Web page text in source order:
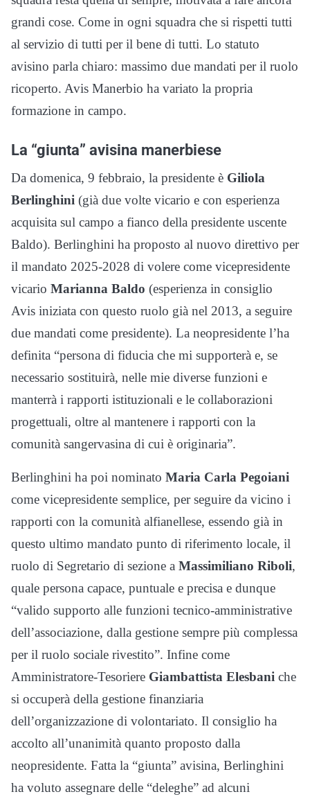
grandi cose. Come in ogni squadra che si rispetti tutti
al servizio di tutti per il bene di tutti. Lo statuto
avisino parla chiaro: massimo due mandati per il ruolo
ricoperto. Avis Manerbio ha variato la propria
formazione in campo.
La “giunta” avisina manerbiese
Da domenica, 9 febbraio, la presidente è Giliola
Berlinghini (già due volte vicario e con esperienza
acquisita sul campo a fianco della presidente uscente
Baldo). Berlinghini ha proposto al nuovo direttivo per
il mandato 2025-2028 di volere come vicepresidente
vicario Marianna Baldo (esperienza in consiglio
Avis iniziata con questo ruolo già nel 2013, a seguire
due mandati come presidente). La neopresidente l’ha
definita “persona di fiducia che mi supporterà e, se
necessario sostituirà, nelle mie diverse funzioni e
manterrà i rapporti istituzionali e le collaborazioni
progettuali, oltre al mantenere i rapporti con la
comunità sangervasina di cui è originaria”.
Berlinghini ha poi nominato Maria Carla Pegoiani
come vicepresidente semplice, per seguire da vicino i
rapporti con la comunità alfianellese, essendo già in
questo ultimo mandato punto di riferimento locale, il
ruolo di Segretario di sezione a Massimiliano Riboli,
quale persona capace, puntuale e precisa e dunque
“valido supporto alle funzioni tecnico-amministrative
dell’associazione, dalla gestione sempre più complessa
per il ruolo sociale rivestito”. Infine come
Amministratore-Tesoriere Giambattista Elesbani che
si occuperà della gestione finanziaria
dell’organizzazione di volontariato. Il consiglio ha
accolto all’unanimità quanto proposto dalla
neopresidente. Fatta la “giunta” avisina, Berlinghini
ha voluto assegnare delle “deleghe” ad alcuni